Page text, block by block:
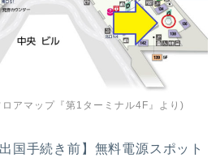
アマップ『第1ターミナル4F』 より)
国手続き前】無料電源スポット